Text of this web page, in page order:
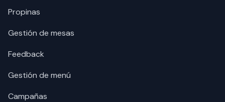
Propinas
Gestión de mesas
Feedback
Gestión de menú
Campañas